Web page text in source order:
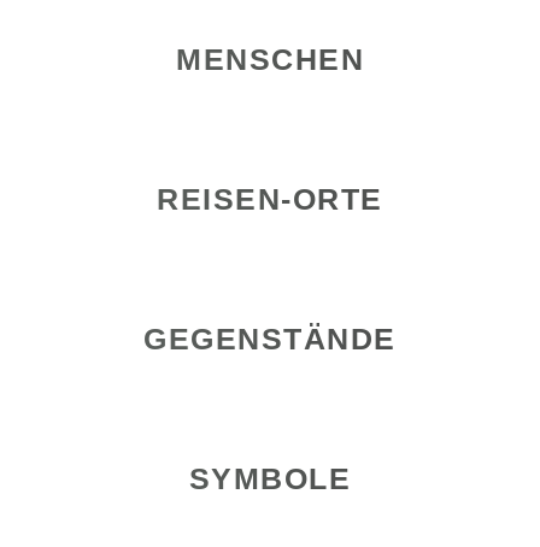
MENSCHEN
REISEN-ORTE
GEGENSTÄNDE
SYMBOLE